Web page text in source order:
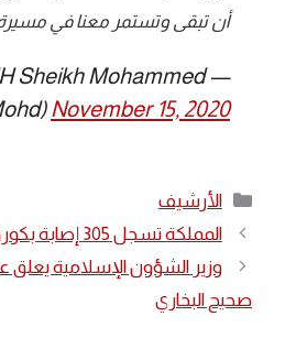
أن تبقى وتستمر معنا في مسيرة
Sheikh Mohammed
November 15, 2020
التصنيفات
الأرشيف
المملكة تسجل 305 إصابة بكورونا و16 وفاة
وزير الشؤون الإسلامية يعلق
صحيح البخاري